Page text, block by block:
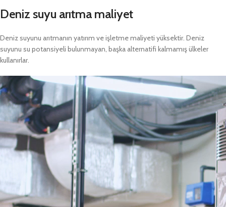
Deniz suyu arıtma maliyet
Deniz suyunu arıtmanın yatırım ve işletme maliyeti yüksektir. Deniz
suyunu su potansiyeli bulunmayan, başka alternatifi kalmamış ülkeler
kullanırlar.